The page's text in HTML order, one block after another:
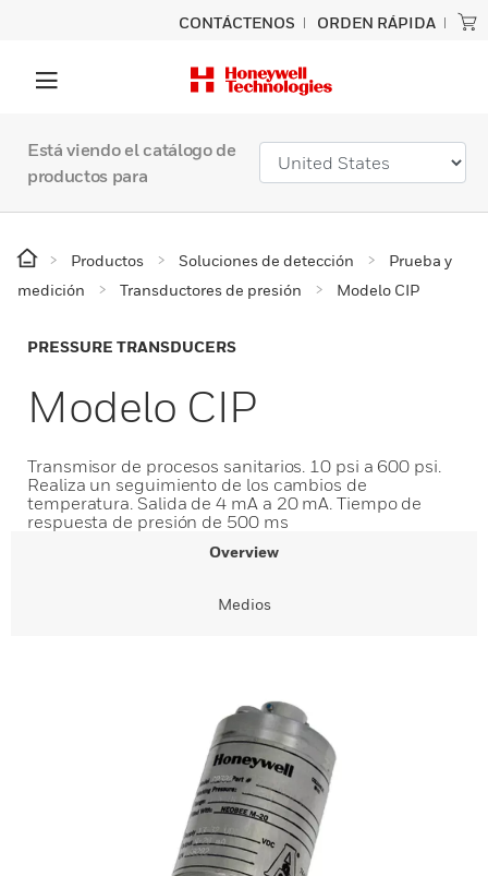
CONTÁCTENOS ORDEN RÁPIDA
Está viendo el catálogo de
productos para
Productos Soluciones de detección
Prueba y
medición
Transductores de presión Modelo CIP
PRESSURE TRANSDUCERS
Modelo CIP
Transmisor de procesos sanitarios. 10 psi a 600 psi.
Realiza un seguimiento de los cambios de
temperatura. Salida de 4 mA a 20 mA. Tiempo de
respuesta de presión de 500 ms
Overview
Medios